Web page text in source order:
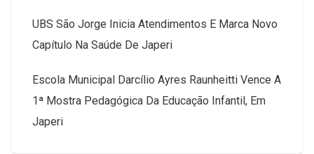
UBS São Jorge Inicia Atendimentos E Marca Novo
Capítulo Na Saúde De Japeri
Escola Municipal Darcílio Ayres Raunheitti Vence A
1ª Mostra Pedagógica Da Educação Infantil, Em
Japeri